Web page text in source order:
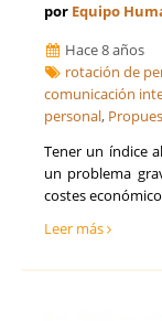
por Equipo
Hace 8 años
rotación de
comunicación
personal,
Tener un índice
un problema
costes
Leer más